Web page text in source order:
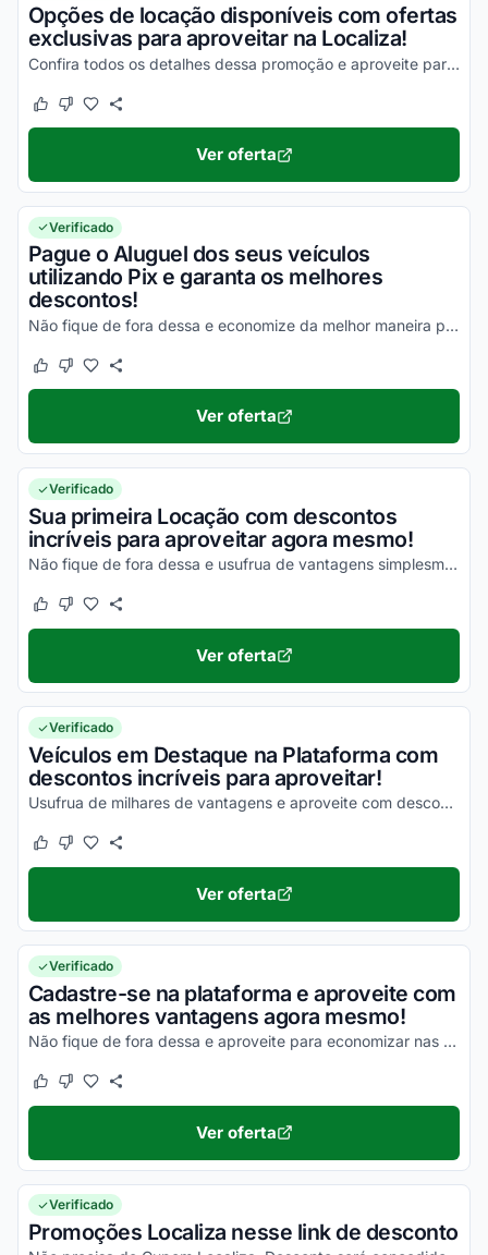
Opções de locação disponíveis com ofertas
exclusivas para aproveitar na Localiza!
Confira todos os detalhes dessa promoção e aproveite para economizar de uma forma simples!
Este cupom funcionou
Este cupom não funcionou
Ver oferta
Verificado
Pague o Aluguel dos seus veículos
utilizando Pix e garanta os melhores
descontos!
Não fique de fora dessa e economize da melhor maneira possível!
Este cupom funcionou
Este cupom não funcionou
Ver oferta
Verificado
Sua primeira Locação com descontos
incríveis para aproveitar agora mesmo!
Não fique de fora dessa e usufrua de vantagens simplesmente incríveis!
Este cupom funcionou
Este cupom não funcionou
Ver oferta
Verificado
Veículos em Destaque na Plataforma com
descontos incríveis para aproveitar!
Usufrua de milhares de vantagens e aproveite com descontos incríveis!
Este cupom funcionou
Este cupom não funcionou
Ver oferta
Verificado
Cadastre-se na plataforma e aproveite com
as melhores vantagens agora mesmo!
Não fique de fora dessa e aproveite para economizar nas suas compras da melhor maneira possível!
Este cupom funcionou
Este cupom não funcionou
Ver oferta
Verificado
Promoções Localiza nesse link de desconto